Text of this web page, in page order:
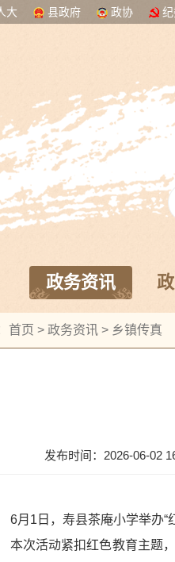
大 县政府 政协
政务资讯
首页 > 政务资讯 > 乡镇传真
发布时间：2026-06-02
6月1日，寿县茶庵小学举办“
本次活动紧扣红色教育主题